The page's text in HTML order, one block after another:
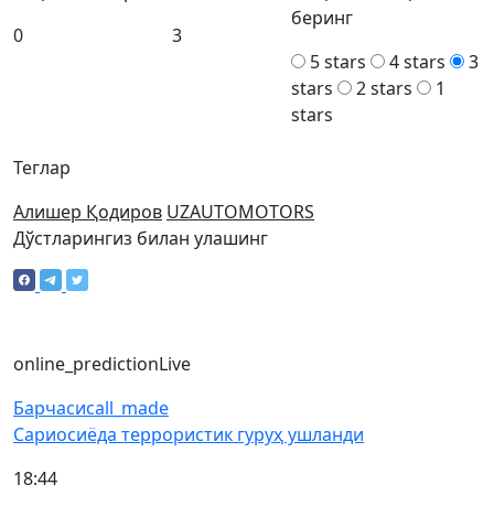
Теглар
Алишер Қодиров UZAUTOMOTORS
0
3
беринг
5 stars
4 stars
3
stars
2 stars
1
stars
Дўстларингиз билан улашинг
online_predictionLive
Барчасиcall_made
Сариосиёда террористик гуруҳ ушланди
18:44